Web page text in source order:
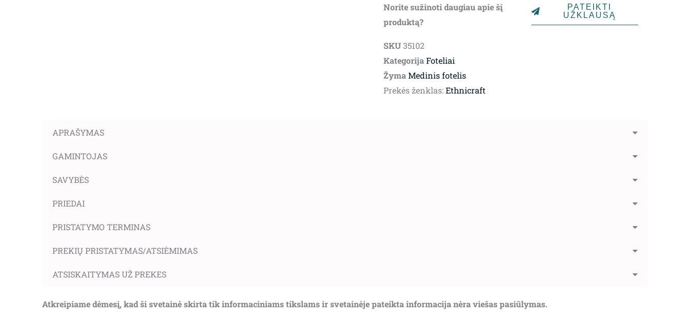
Norite sužinoti daugiau apie šį
produktą?
PATEIKTI
UŽKLAUSĄ
SKU35102
Kategorija Foteliai
Žyma Medinis fotelis
Prekės ženklas:Ethnicraft
APRAŠYMAS
GAMINTOJAS
SAVYBĖS
PRIEDAI
PRISTATYMO TERMINAS
PREKIŲ PRISTATYMAS/ATSIĖMIMAS
ATSISKAITYMAS UŽ PREKES
Atkreipiame dėmesį, kad ši svetainė skirta tik informaciniams tikslams ir svetainėje pateikta informacija nėra viešas pasiūlymas.